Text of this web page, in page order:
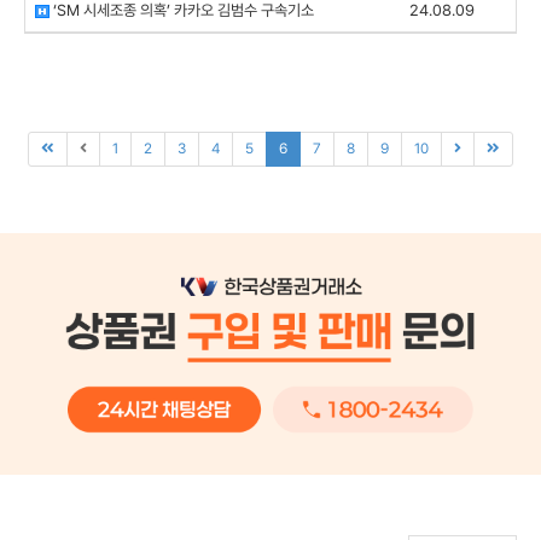
‘SM 시세조종 의혹’ 카카오 김범수 구속기소 24.08.09
1 2 3 4 5 6 7 8 9 10